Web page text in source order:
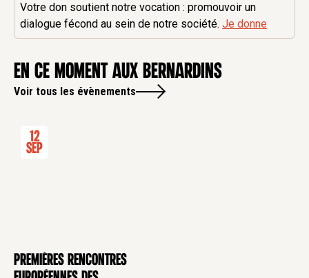
Votre don soutient notre vocation : promouvoir un
dialogue fécond au sein de notre société.Je donne
en ce moment aux Bernardins
Voir tous les évènements
CONFÉRENCE
12
Sep
Premières rencontres